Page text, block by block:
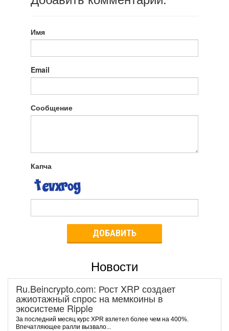
Имя
Email
Сообщение
Капча
ДОБАВИТЬ
Новости
Ru.Beincrypto.com: Рост XRP создает
ажиотажный спрос на мемкоины в
экосистеме Ripple
За последний месяц курс XPR взлетел более чем на 400%.
Впечатляющее ралли вызвало...